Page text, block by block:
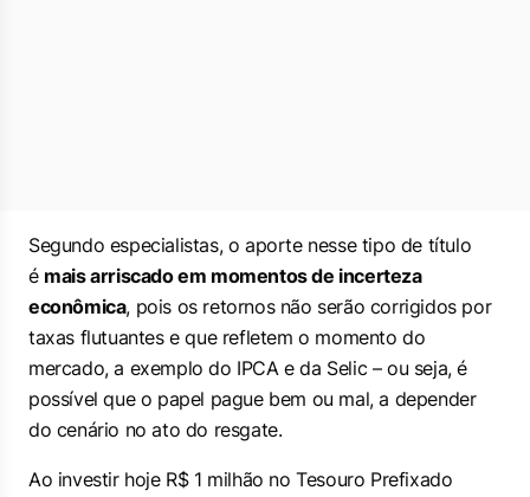
Segundo especialistas, o aporte nesse tipo de título
é mais arriscado em momentos de incerteza
econômica, pois os retornos não serão corrigidos por
taxas flutuantes e que refletem o momento do
mercado, a exemplo do IPCA e da Selic – ou seja, é
possível que o papel pague bem ou mal, a depender
do cenário no ato do resgate.
Ao investir hoje R$ 1 milhão no Tesouro Prefixado